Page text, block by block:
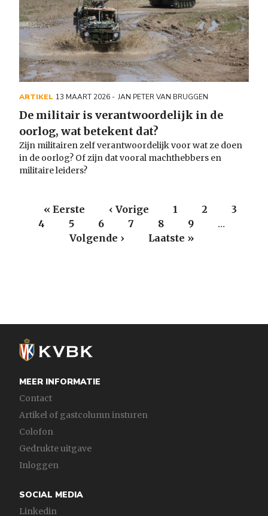
ARTIKEL 13 MAART 2026 JAN PETER VAN BRUGGEN
De militair is verantwoordelijk in de
oorlog, wat betekent dat?
Zijn militairen zelf verantwoordelijk voor wat ze doen
in de oorlog? Of zijn dat vooral machthebbers en
militaire leiders?
Paginering
Eerste
pagina
« Eerste
Vorige
pagina
‹ Vorige Page
1 Page
2 Page
3
Page
4
Huidige
pagina
5 Page
6 Page
7 Page
8 Page
9 …
Volgende ›
Laatste
Laatste »
MEER INFORMATIE
Contact
Artikel of gastcolumn insturen
Colofon
Gedrukte uitgave
Inloggen
SOCIAL MEDIA
Linkedin